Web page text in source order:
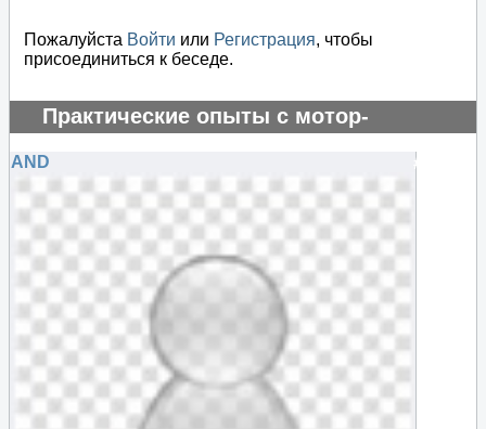
Пожалуйста Войти или Регистрация, чтобы
присоединиться к беседе.
Практические опыты с мотор-
генератором
#69778
AND